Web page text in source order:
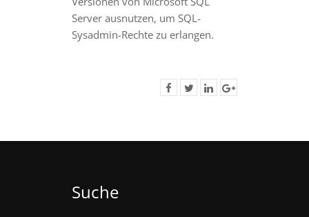
Server ausnutzen, um SQL-
Sysadmin-Rechte zu erlangen.
Suche